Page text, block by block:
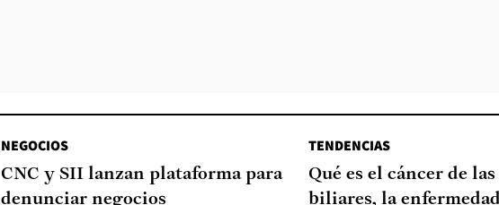
NEGOCIOS
CNC y SII lanzan plataforma para
denunciar negocios
TENDENCIAS
Qué es el cáncer de
biliares, la